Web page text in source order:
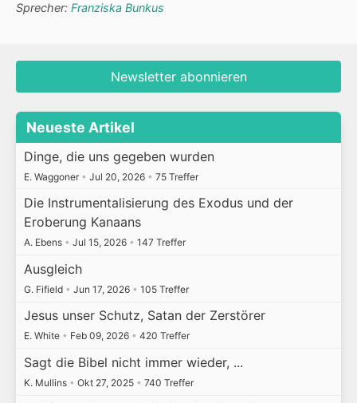
Sprecher: Franziska Bunkus
Newsletter abonnieren
Neueste Artikel
Dinge, die uns gegeben wurden
E. Waggoner • Jul 20, 2026 • 75 Treffer
Die Instrumentalisierung des Exodus und der
Eroberung Kanaans
A. Ebens • Jul 15, 2026 • 147 Treffer
Ausgleich
G. Fifield • Jun 17, 2026 • 105 Treffer
Jesus unser Schutz, Satan der Zerstörer
E. White • Feb 09, 2026 • 420 Treffer
Sagt die Bibel nicht immer wieder, ...
K. Mullins • Okt 27, 2025 • 740 Treffer